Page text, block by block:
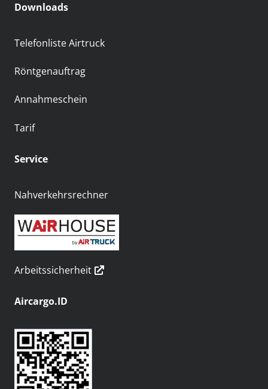
Downloads
Telefonliste Airtruck
Röntgenauftrag
Annahmeschein
Tarif
Service
Nahverkehrsrechner
Arbeitssicherheit
Aircargo.ID